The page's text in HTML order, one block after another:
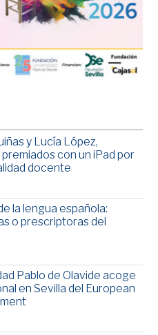
y Lucía López,
con un iPad por
docente
la lengua española:
o prescriptoras del
Pablo de Olavide acoge
en Sevilla del European